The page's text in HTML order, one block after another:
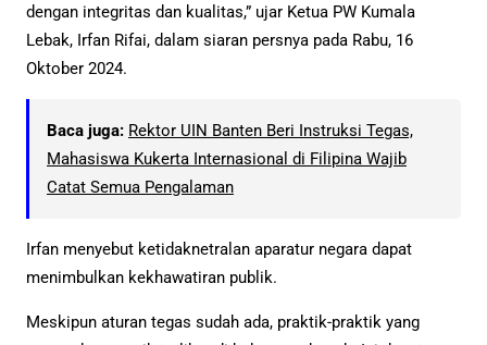
dengan integritas dan kualitas,” ujar Ketua PW Kumala
Lebak, Irfan Rifai, dalam siaran persnya pada Rabu, 16
Oktober 2024.
Baca juga: Rektor UIN Banten Beri Instruksi Tegas,
Mahasiswa Kukerta Internasional di Filipina Wajib
Catat Semua Pengalaman
Irfan menyebut ketidaknetralan aparatur negara dapat
menimbulkan kekhawatiran publik.
Meskipun aturan tegas sudah ada, praktik-praktik yang